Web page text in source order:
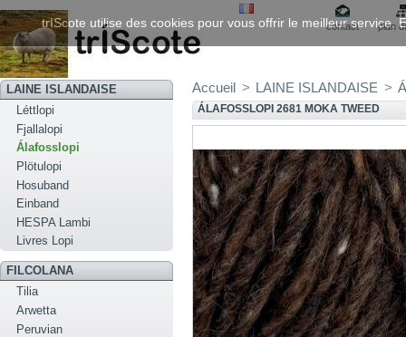
contact plan
LAINE ISLANDAISE
Léttlopi
Fjallalopi
Álafosslopi
Plötulopi
Hosuband
Einband
HESPA Lambi
Livres Lopi
FILCOLANA
Tilia
Arwetta
Peruvian
Accueil > LAINE ISLANDAISE >
ÁLAFOSSLOPI 2681 MOKA TWEED
trIScote utilise des cookies pour vous offrir le meilleur